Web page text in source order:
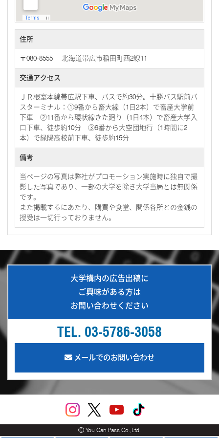
住所
〒080-8555 北海道帯広市稲田町西2線11
交通アクセス
ＪＲ根室本線帯広駅下車、バスで約30分。十勝バス駅前バ
スターミナル：①9番から畜大線（1日2本）で畜産大学前
下車 ②11番から環状線きた廻り（1日4本）で畜産大学入
口下車、徒歩約10分 ③9番から大空団地行（1時間に2
本）で緑陽高校前下車、徒歩約15分
備考
当ページの写真は弊社がプロモーション実施時に独自で撮
影した写真であり、一部の大学を除き大学当局とは無関係
です。
また掲載するにあたり、購買や食堂、関係各所との金銭の
授受は一切行っておりません。
大学構内の広告出稿に
ご興味がある方は
お問い合わせください
TEL. 03-5786-3058
メールでのお問い合わせ
You Can Pass Co.,Ltd.